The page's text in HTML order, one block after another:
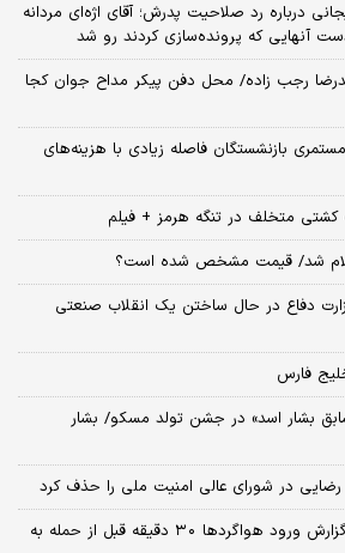
درباره رد صلاحیت پدرش؛ آقای اژه‌ای مردانه
آنهایی که پرونده‌سازی کردند رو شد
رجب زاده/ محل دفن پیکر مداح جوان کجا
بازنشستگان فاصله زیادی با هزینه‌های
متخلف در تنگه هرمز + فیلم
شد/ قیمت مشخص شده است؟
دفاع در حال ساختن یک انقلاب صنعتی
فارس
بشار اسد» در جشن تولد مسکو/ بشار
در شورای عالی امنیت ملی را حذف کرد
رئیس سازمان هواپیمایی: گزارش ورود هواگردها ٣٠ دقیقه قبل از حمله به